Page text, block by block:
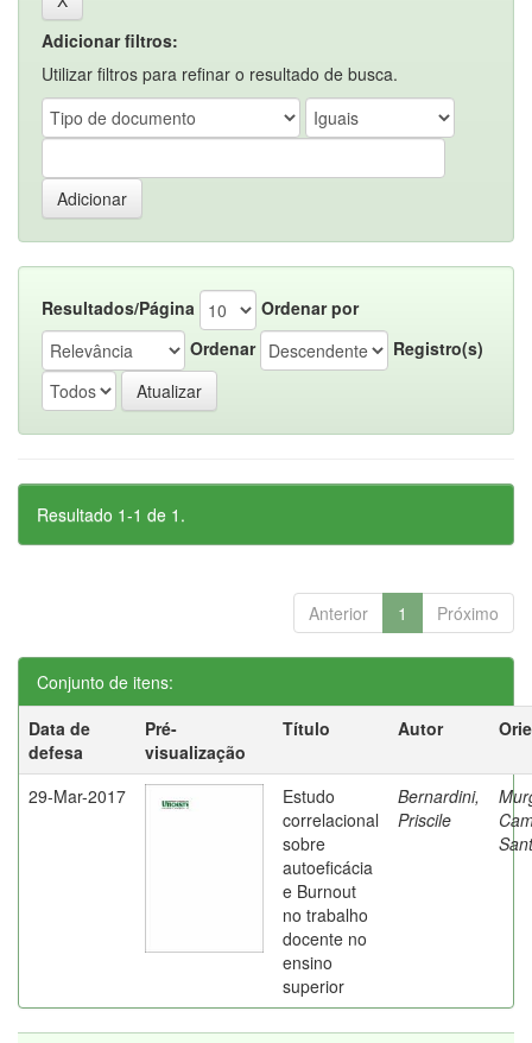
Adicionar filtros:
Utilizar filtros para refinar o resultado de busca.
Resultados/Página
Ordenar por
Ordenar
Registro(s)
Resultado 1-1 de 1.
Anterior 1 Próximo
Conjunto de itens:
Data de
defesa
Pré-
visualização
Título Autor
29-Mar-2017
Estudo
correlacional
sobre
autoeficácia
e Burnout
no trabalho
docente no
ensino
superior
Bernardini,
Priscile